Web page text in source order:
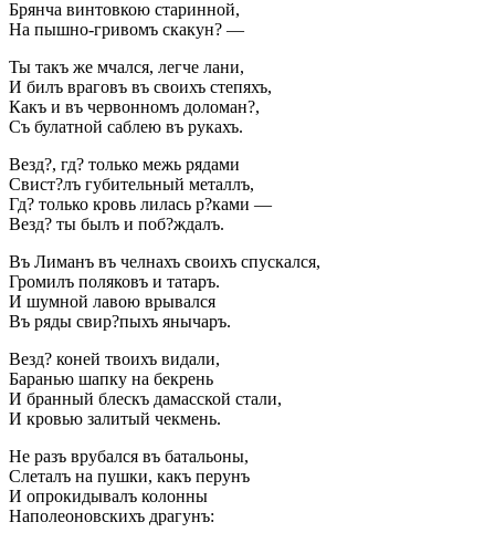
Брянча винтовкою старинной,
На пышно-гривомъ скакун? —
Ты такъ же мчался, легче лани,
И билъ враговъ въ своихъ степяхъ,
Какъ и въ червонномъ доломан?,
Съ булатной саблею въ рукахъ.
Везд?, гд? только межь рядами
Свист?лъ губительный металлъ,
Гд? только кровь лилась р?ками —
Везд? ты былъ и поб?ждалъ.
Въ Лиманъ въ челнахъ своихъ спускался,
Громилъ поляковъ и татаръ.
И шумной лавою врывался
Въ ряды свир?пыхъ янычаръ.
Везд? коней твоихъ видали,
Баранью шапку на бекрень
И бранный блескъ дамасской стали,
И кровью залитый чекмень.
Не разъ врубался въ батальоны,
Слеталъ на пушки, какъ перунъ
И опрокидывалъ колонны
Наполеоновскихъ драгунъ: